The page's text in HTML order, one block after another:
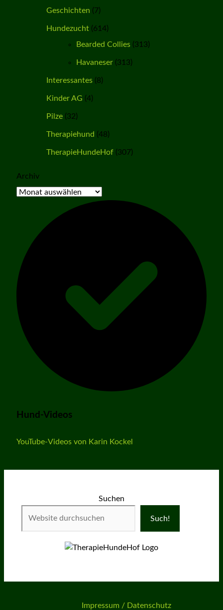
Geschichten (7)
Hundezucht(614)
Bearded Collies(313)
Havaneser(313)
Interessantes(8)
Kinder AG (4)
Pilze(32)
Therapiehund (48)
TherapieHundeHof(307)
Archiv
Hund-Videos
YouTube-Videos von Karin Kockel
Suchen
Such!
Impressum / Datenschutz